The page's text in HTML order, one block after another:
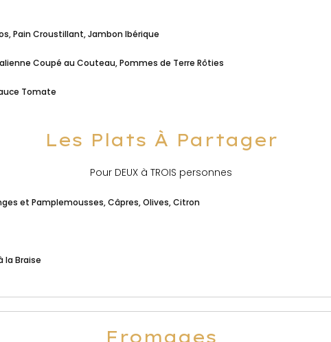
Pain Croustillant, Jambon Ibérique
Coupé au Couteau, Pommes de Terre Rôties
Tomate
Les Plats À Partager
Pour DEUX à TROIS personnes
et Pamplemousses, Câpres, Olives, Citron
la Braise
Fromages